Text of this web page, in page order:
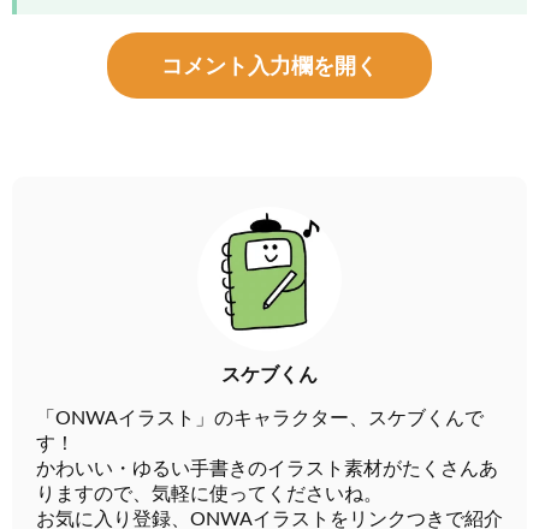
コメント入力欄を開く
スケブくん
「ONWAイラスト」のキャラクター、スケブくんで
す！
かわいい・ゆるい手書きのイラスト素材がたくさんあ
りますので、気軽に使ってくださいね。
お気に入り登録、ONWAイラストをリンクつきで紹介